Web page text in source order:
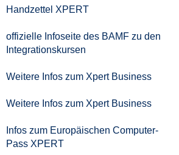
Handzettel XPERT
offizielle Infoseite des BAMF zu den
Integrationskursen
Weitere Infos zum Xpert Business
Weitere Infos zum Xpert Business
Infos zum Europäischen Computer-
Pass XPERT